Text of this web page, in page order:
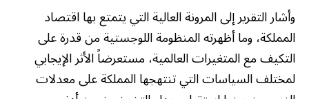
وأشار التقرير إلى المرونة العالية التي يتمتع بها اقتصاد
المملكة، وما أظهرته المنظومة اللوجستية من قدرة على
التكيف مع المتغيرات العالمية، مستعرضاً الأثر الإيجابي
لمختلف السياسات التي تنتهجها المملكة على معدلات